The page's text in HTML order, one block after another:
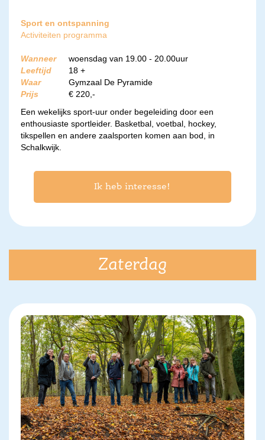
Sport en ontspanning
Activiteiten programma
Wanneer
woensdag van 19.00 - 20.00uur
Leeftijd
18 +
Waar
Gymzaal De Pyramide
Prijs
€ 220,-
Een wekelijks sport-uur onder begeleiding door een
enthousiaste sportleider. Basketbal, voetbal, hockey,
tikspellen en andere zaalsporten komen aan bod, in
Schalkwijk.
Ik heb interesse!
Zaterdag